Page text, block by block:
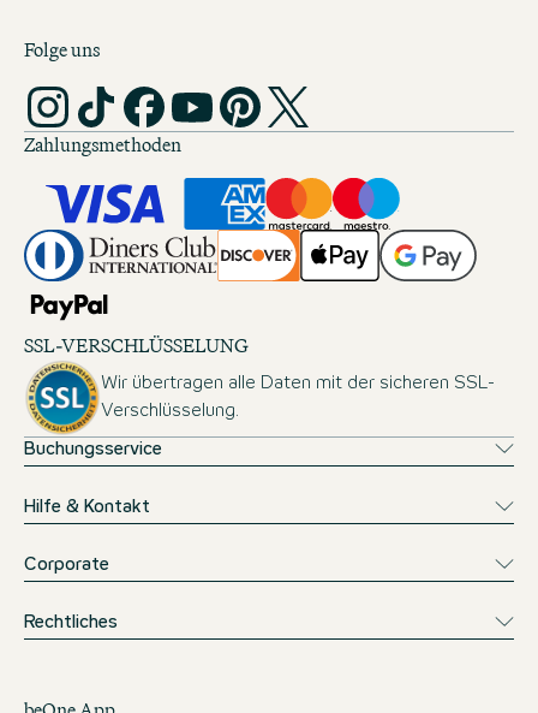
Folge uns
Zahlungsmethoden
SSL-VERSCHLÜSSELUNG
Wir übertragen alle Daten mit der sicheren SSL-
Verschlüsselung.
Buchungsservice
Hilfe & Kontakt
Corporate
Rechtliches